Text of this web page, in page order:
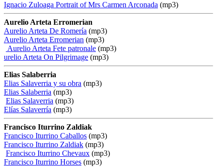
Ignacio Zuloaga Portrait of Mrs Carmen Arconada (mp3)
Aurelio Arteta Erromerian
Aurelio Arteta De Romería (mp3)
Aurelio Arteta Erromerian (mp3)
Aurelio Arteta Fete patronale (mp3)
urelio Arteta On Pilgrimage (mp3)
Elias Salaberria
Elias Salaverria y su obra (mp3)
Elias Salaberria (mp3)
Elias Salaverria (mp3)
Elías Salaverría (mp3)
Francisco Iturrino Zaldiak
Francisco Iturrino Caballos (mp3)
Francisco Iturrino Zaldiak (mp3)
Francisco Iturrino Chevaux (mp3)
Francisco Iturrino Horses (mp3)